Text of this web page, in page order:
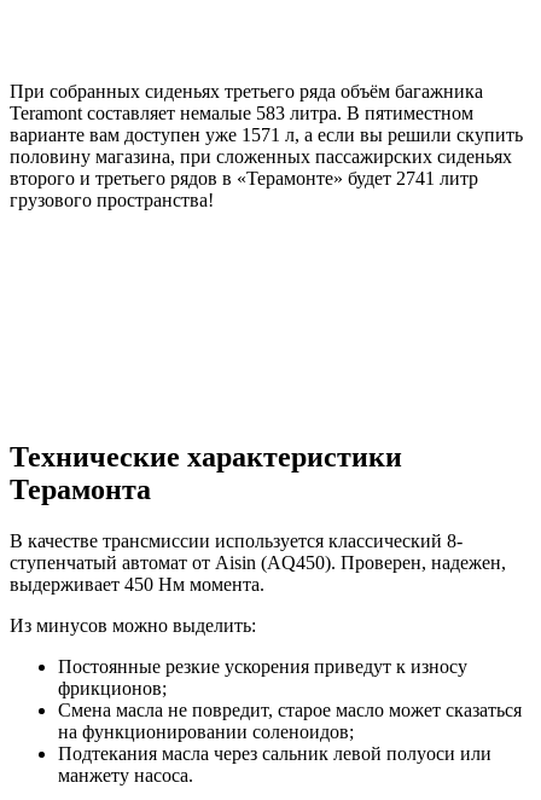
При собранных сиденьях третьего ряда объём багажника
Teramont составляет немалые 583 литра. В пятиместном
варианте вам доступен уже 1571 л, а если вы решили скупить
половину магазина, при сложенных пассажирских сиденьях
второго и третьего рядов в «Терамонте» будет 2741 литр
грузового пространства!
Технические характеристики
Терамонта
В качестве трансмиссии используется классический 8-
ступенчатый автомат от Aisin (AQ450). Проверен, надежен,
выдерживает 450 Нм момента.
Из минусов можно выделить:
Постоянные резкие ускорения приведут к износу
фрикционов;
Смена масла не повредит, старое масло может сказаться
на функционировании соленоидов;
Подтекания масла через сальник левой полуоси или
манжету насоса.